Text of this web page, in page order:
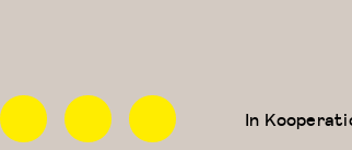
FacebookInstagramLinkedin
In